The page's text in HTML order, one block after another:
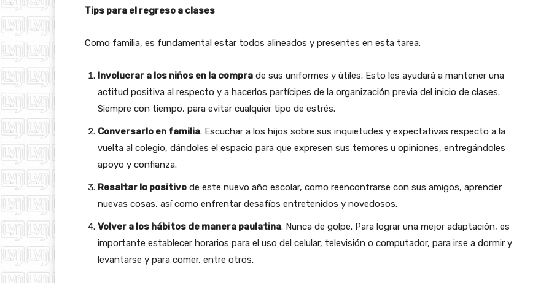
Tips para el regreso a clases
Como familia, es fundamental estar todos alineados y presentes en esta tarea:
Involucrar a los niños en la compra de sus uniformes y útiles. Esto les ayudará a mantener una
actitud positiva al respecto y a hacerlos partícipes de la organización previa del inicio de clases.
Siempre con tiempo, para evitar cualquier tipo de estrés.
Conversarlo en familia. Escuchar a los hijos sobre sus inquietudes y expectativas respecto a la
vuelta al colegio, dándoles el espacio para que expresen sus temores u opiniones, entregándoles
apoyo y confianza.
Resaltar lo positivo de este nuevo año escolar, como reencontrarse con sus amigos, aprender
nuevas cosas, así como enfrentar desafíos entretenidos y novedosos.
Volver a los hábitos de manera paulatina. Nunca de golpe. Para lograr una mejor adaptación, es
importante establecer horarios para el uso del celular, televisión o computador, para irse a dormir y
levantarse y para comer, entre otros.